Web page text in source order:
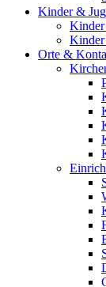
Kinder &
Kinder
Orte &